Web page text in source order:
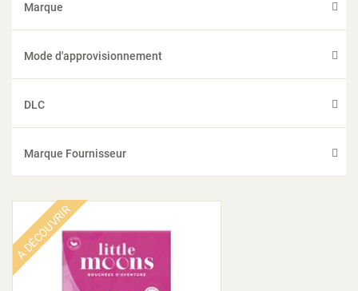
Marque
Mode d'approvisionnement
DLC
Marque Fournisseur
A DÉCOUVRIR